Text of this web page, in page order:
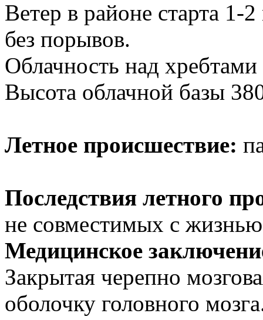
Ветер в районе старта 1-
без порывов.
Облачность над хребтами
Высота облачной базы
Летное происшествие:
Последствия летного
не совместимых с
Медицинское
Закрытая черепно
оболочку головного